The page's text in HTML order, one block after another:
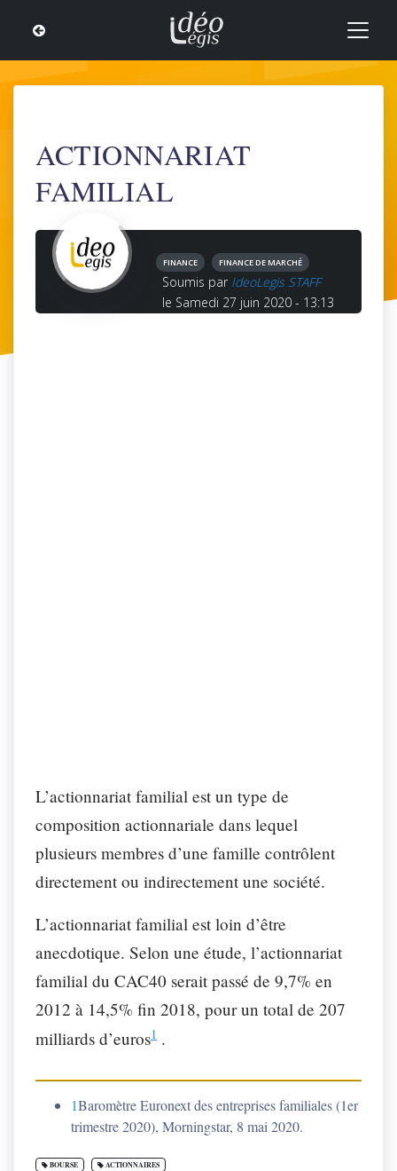
ACTIONNARIAT
FAMILIAL
FINANCE FINANCE DE MARCHÉ
Soumis par IdeoLegis STAFF
le Samedi 27 juin 2020 - 13:13
L’actionnariat familial est un type de
composition actionnariale dans lequel
plusieurs membres d’une famille contrôlent
directement ou indirectement une société.
L’actionnariat familial est loin d’être
anecdotique. Selon une étude, l’actionnariat
familial du CAC40 serait passé de 9,7% en
2012 à 14,5% fin 2018, pour un total de 207
milliards d’euros1 .
1Baromètre Euronext des entreprises familiales (1er
trimestre 2020), Morningstar, 8 mai 2020.
BOURSE ACTIONNAIRES